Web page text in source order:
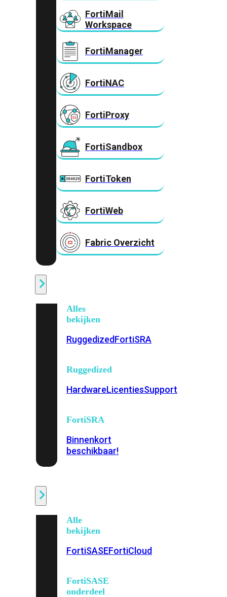
FortiMail
Workspace
FortiManager
FortiNAC
FortiProxy
FortiSandbox
FortiToken
FortiWeb
Fabric Overzicht
Alles
bekijken
RuggedizedFortiSRA
Ruggedized
HardwareLicentiesSupport
FortiSRA
Binnenkort
beschikbaar!
Alle
bekijken
FortiSASEFortiCloud
FortiSASE
onderdeel